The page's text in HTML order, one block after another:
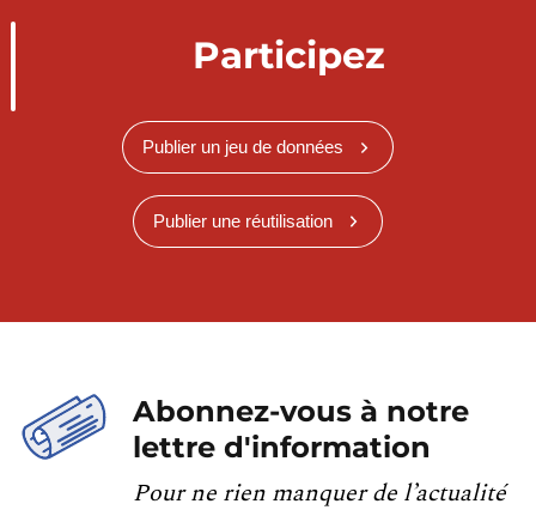
Participez
Publier un jeu de données
Publier une réutilisation
Abonnez-vous à notre
lettre d'information
Pour ne rien manquer de l’actualité